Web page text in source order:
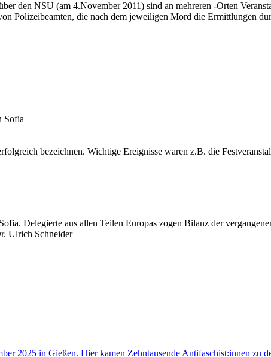
den NSU (am 4.November 2011) sind an mehreren -Orten
Polizeibeamten, die nach dem jeweiligen Mord die Ermittlungen
Sofia
bezeichnen. Wichtige Ereignisse waren z.B. die
Delegierte aus allen Teilen Europas zogen Bilanz der
Ulrich Schneider